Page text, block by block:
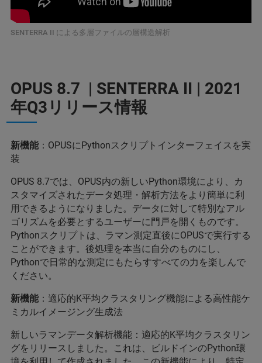
SENTERRA II による多層ファイルの層構造解析
OPUS 8.7 | SENTERRA II | 2021
年Q3リリース情報
新機能 ：OPUSにPythonスクリプトインターフェイスを実
装
OPUS 8.7では、OPUS内の新しいPython環境により、カ
スタマイズされたデータ処理・解析方法をより簡単に利
用できるようになりました。データに対して特別なアル
ゴリズムを必要とするユーザーに門戸を開くものです。
Pythonスクリプトは、ラマン測定直後にOPUSで実行する
ことができます。後処理を本当に自分のものにし、
Pythonで日常的な測定にもたらすすべての力を楽しんで
ください。
新機能 ：適応的K平均クラスタリング機能による高性能ケ
ミカルイメージング生成法
新しいラマンデータ解析機能：適応的K平均クラスタリン
グをリリースしました。これは、ビルドインのPython環